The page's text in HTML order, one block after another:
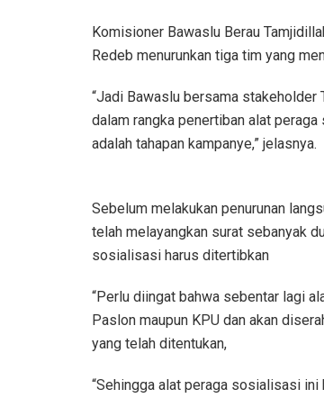
Komisioner Bawaslu Berau
Redeb menurunkan tiga tim yang
“Jadi Bawaslu bersama stakeholder
dalam rangka penertiban alat
adalah tahapan kampanye,” jelasnya.
Sebelum melakukan penurunan
telah melayangkan surat sebanyak
sosialisasi harus ditertibkan
“Perlu diingat bahwa sebentar lagi
Paslon maupun KPU dan akan
yang telah ditentukan,
“Sehingga alat peraga sosialisasi